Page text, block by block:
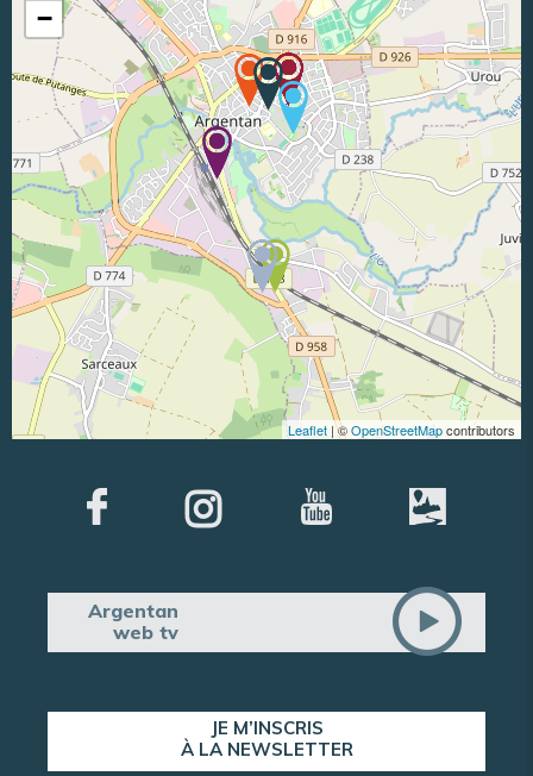
−
Leaflet | ©OpenStreetMapcontributors
Argentan
web tv
JE M’INSCRIS
À LA NEWSLETTER